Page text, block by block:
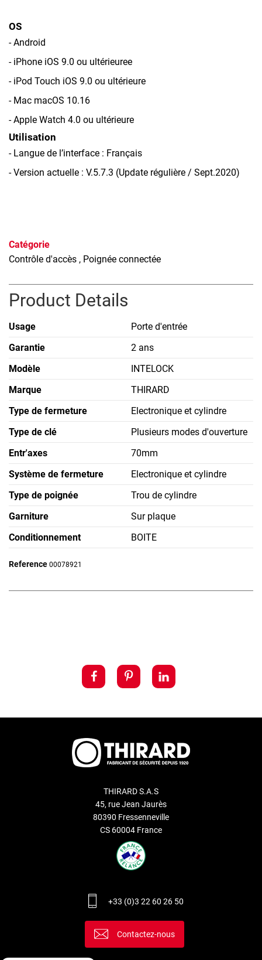
OS
- Android
- iPhone iOS 9.0 ou ultérieuree
- iPod Touch iOS 9.0 ou ultérieure
- Mac macOS 10.16
- Apple Watch 4.0 ou ultérieure
Utilisation
- Langue de l’interface : Français
- Version actuelle : V.5.7.3 (Update régulière / Sept.2020)
Catégorie
Contrôle d'accès , Poignée connectée
Product Details
Usage
Porte d'entrée
Garantie
2 ans
Modèle
INTELOCK
Marque
THIRARD
Type de fermeture
Electronique et cylindre
Type de clé
Plusieurs modes d'ouverture
Entr'axes
70mm
Système de fermeture
Electronique et cylindre
Type de poignée
Trou de cylindre
Garniture
Sur plaque
Conditionnement
BOITE
Reference 00078921
THIRARD S.A.S
45, rue Jean Jaurès
80390 Fressenneville
CS 60004 France
+33 (0)3 22 60 26 50
Contactez-nous